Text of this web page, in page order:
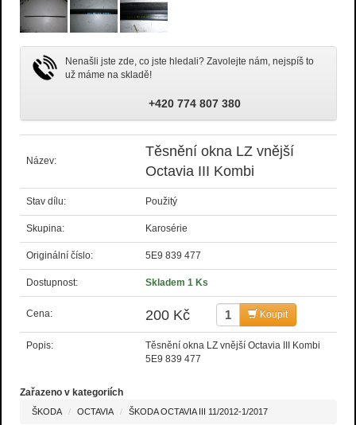
Nenašli jste zde, co jste hledali? Zavolejte nám, nejspíš to
už máme na skladě!
+420 774 807 380
Název:
Těsnění okna LZ vnější
Octavia III Kombi
Stav dílu: Použitý
Skupina: Karosérie
Originální číslo: 5E9 839 477
Dostupnost: Skladem 1 Ks
Cena: 200 Kč Koupit
Popis:
Těsnění okna LZ vnější Octavia III Kombi
5E9 839 477
Zařazeno v kategoriích
ŠKODA OCTAVIA ŠKODA OCTAVIA III 11/2012-1/2017